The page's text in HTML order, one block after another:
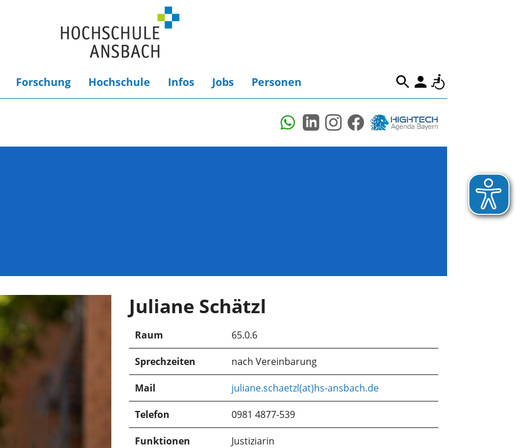
Forschung Hochschule Infos Jobs Personen
Juliane Schätzl
Raum 65.0.6
Sprechzeiten nach Vereinbarung
Mail juliane.schaetzl(at)hs-ansbach.de
Telefon 0981 4877-539
Funktionen
Justiziarin